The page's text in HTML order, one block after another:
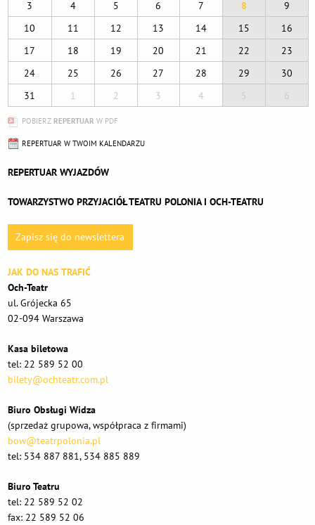
3 4 5 6 7 8
9
10
11 12 13 14 15
16
17
18 19 20 21 22
23
24
25 26 27 28 29
30
31
1 2 3 4 5 6
POBIERZ REPERTUAR W PDF
REPERTUAR W TWOIM KALENDARZU
REPERTUAR WYJAZDÓW
TOWARZYSTWO PRZYJACIÓŁ TEATRU POLONIA I OCH-TEATRU
Zapisz się do newslettera
JAK DO NAS TRAFIĆ
Och-Teatr
ul. Grójecka 65
02-094 Warszawa
Kasa biletowa
tel: 22 589 52 00
bilety@ochteatr.com.pl
Biuro Obsługi Widza
(sprzedaż grupowa, współpraca z firmami)
bow@teatrpolonia.pl
tel: 534 887 881, 534 885 889
Biuro Teatru
tel: 22 589 52 02
fax: 22 589 52 06